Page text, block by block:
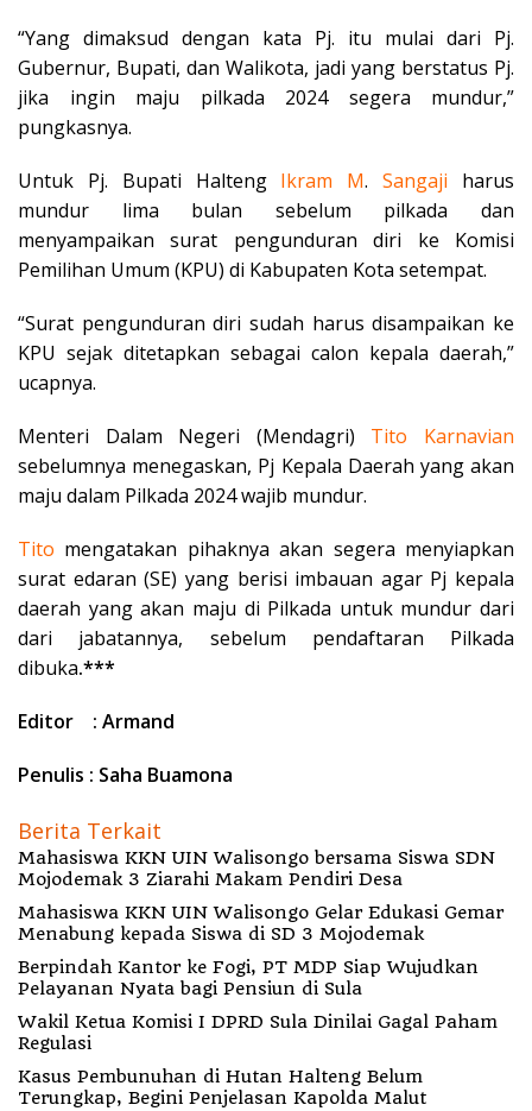
“Yang dimaksud dengan kata Pj. itu mulai dari Pj.
Gubernur, Bupati, dan Walikota, jadi yang berstatus Pj.
jika ingin maju pilkada 2024 segera mundur,”
pungkasnya.
Untuk Pj. Bupati Halteng Ikram M.Sangaji harus
mundur lima bulan sebelum pilkada dan
menyampaikan surat pengunduran diri ke Komisi
Pemilihan Umum (KPU) di Kabupaten Kota setempat.
“Surat pengunduran diri sudah harus disampaikan ke
KPU sejak ditetapkan sebagai calon kepala daerah,”
ucapnya.
Menteri Dalam Negeri (Mendagri) Tito
Karnavian
sebelumnya menegaskan, Pj Kepala Daerah yang akan
maju dalam Pilkada 2024 wajib mundur.
Tito mengatakan pihaknya akan segera menyiapkan
surat edaran (SE) yang berisi imbauan agar Pj kepala
daerah yang akan maju di Pilkada untuk mundur dari
dari jabatannya, sebelum pendaftaran Pilkada
dibuka.***
Editor : Armand
Penulis : Saha Buamona
Berita Terkait
Mahasiswa KKN UIN Walisongo bersama Siswa SDN
Mojodemak 3 Ziarahi Makam Pendiri Desa
Mahasiswa KKN UIN Walisongo Gelar Edukasi Gemar
Menabung kepada Siswa di SD 3 Mojodemak
Berpindah Kantor ke Fogi, PT MDP Siap Wujudkan
Pelayanan Nyata bagi Pensiun di Sula
Wakil Ketua Komisi I DPRD Sula Dinilai Gagal Paham
Regulasi
Kasus Pembunuhan di Hutan Halteng Belum
Terungkap, Begini Penjelasan Kapolda Malut